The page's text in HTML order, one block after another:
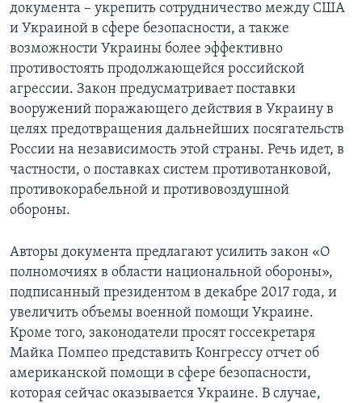
документа – укрепить сотрудничество между США
и Украиной в сфере безопасности, а также
возможности Украины более эффективно
противостоять продолжающейся российской
агрессии. Закон предусматривает поставки
вооружений поражающего действия в Украину в
целях предотвращения дальнейших посягательств
России на независимость этой страны. Речь идет, в
частности, о поставках систем противотанковой,
противокорабельной и противовоздушной
обороны.
Авторы документа предлагают усилить закон «О
полномочиях в области национальной обороны»,
подписанный президентом в декабре 2017 года, и
увеличить объемы военной помощи Украине.
Кроме того, законодатели просят госсекретаря
Майка Помпео представить Конгрессу отчет об
американской помощи в сфере безопасности,
которая сейчас оказывается Украине. В случае,